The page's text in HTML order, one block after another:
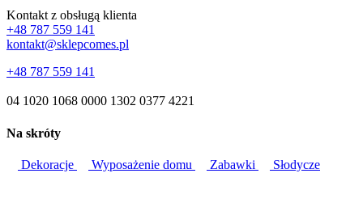
Kontakt z obsługą klienta
+48 787 559 141
kontakt@sklepcomes.pl
+48 787 559 141
04 1020 1068 0000 1302 0377 4221
Na skróty
Dekoracje Wyposażenie domu Zabawki Słodycze